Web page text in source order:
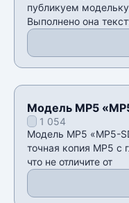
публикуем
Выполнено она
Модель MP5
v341 054
Модель MP5 «MP5-
точная копия MP5 с
что не отличите от